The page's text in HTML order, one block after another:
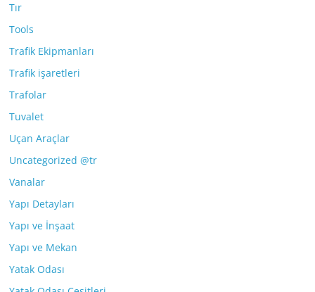
Tır
Tools
Trafik Ekipmanları
Trafik işaretleri
Trafolar
Tuvalet
Uçan Araçlar
Uncategorized @tr
Vanalar
Yapı Detayları
Yapı ve İnşaat
Yapı ve Mekan
Yatak Odası